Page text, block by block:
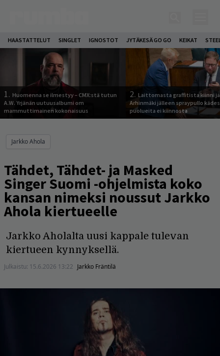
HAASTATTELUT SINGLET IGNOSTOT JYTÄKESÄ GO GO KEIKAT
1. Huomenna se ilmestyy – CMX:stä tutun
A.W. Yrjänän uutuusalbumi om
mammuttimainen kokonaisuus
2. Laittomasta graffitista kiinni
Arhinmäki jälleen spraypullo
puolueita ei kiinnosta
Jarkko Ahola
Tähdet, Tähdet- ja Masked
Singer Suomi -ohjelmista koko
kansan nimeksi noussut Jarkko
Ahola kiertueelle
Jarkko Aholalta uusi kappale tulevan
kiertueen kynnyksellä.
Julkaistu: 15.6.2026 13:22 Jarkko Fräntilä